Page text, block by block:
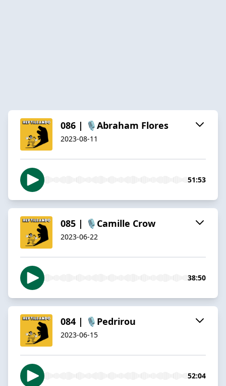
086 | 🎙️Abraham Flores
2023-08-11
51:53
085 | 🎙️Camille Crow
2023-06-22
38:50
084 | 🎙️Pedrirou
2023-06-15
52:04